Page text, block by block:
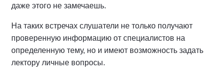
даже этого не замечаешь.
На таких встречах слушатели не только получают
проверенную информацию от специалистов на
определенную тему, но и имеют возможность задать
лектору личные вопросы.